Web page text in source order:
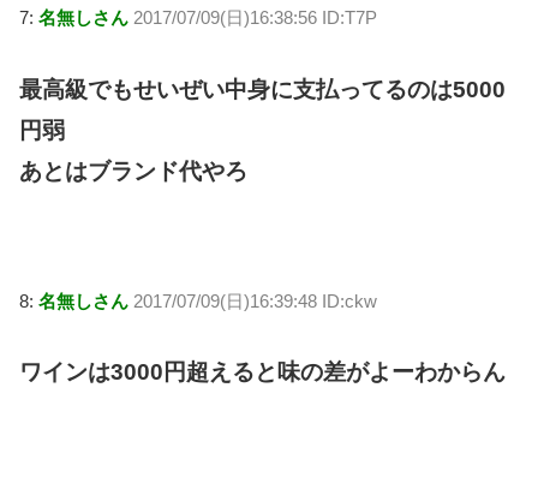
7: 名無しさん 2017/07/09(日)16:38:56 ID:T7P
最高級でもせいぜい中身に支払ってるのは5000
円弱
あとはブランド代やろ
8: 名無しさん 2017/07/09(日)16:39:48 ID:ckw
ワインは3000円超えると味の差がよーわからん